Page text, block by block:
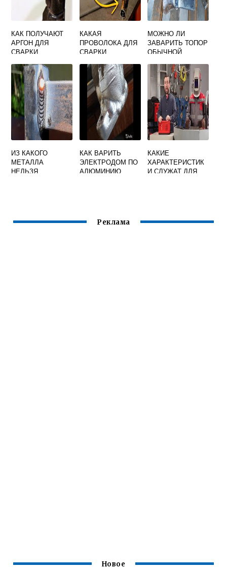
КАК ПОЛУЧАЮТ
АРГОН ДЛЯ
СВАРКИ
КАКАЯ
ПРОВОЛОКА ДЛЯ
СВАРКИ
ПОЛУАВТОМАТОМ
МОЖНО ЛИ
ЗАВАРИТЬ ТОПОР
ОБЫЧНОЙ
ИЗ КАКОГО
МЕТАЛЛА
НЕЛЬЗЯ
КАК ВАРИТЬ
ЭЛЕКТРОДОМ ПО
АЛЮМИНИЮ
КАКИЕ
ХАРАКТЕРИСТИК
И СЛУЖАТ ДЛЯ
Реклама
Новое